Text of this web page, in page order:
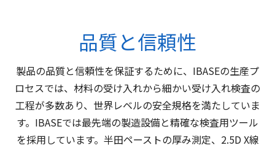
品質と信頼性
製品の品質と信頼性を保証するために、IBASEの生産プ
ロセスでは、材料の受け入れから細かい受け入れ検査の
工程が多数あり、世界レベルの安全規格を満たしていま
す。IBASEでは最先端の製造設備と精確な検査用ツール
を採用しています。半田ペーストの厚み測定、2.5D X線